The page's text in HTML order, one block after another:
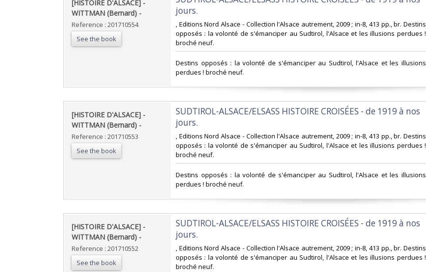
‎[HISTOIRE D'ALSACE] -
WITTMAN (Bernard) - ‎
Reference : 201710554
See the book
jours. ‎
‎, Editions Nord Alsace - Collection l'Alsace autrement, 2009 ; in-8, 413 pp., br. Destins
opposés : la volonté de s'émanciper au Sudtirol, l'Alsace et les illusions perdues !
broché neuf.‎
‎Destins opposés : la volonté de s'émanciper au Sudtirol, l'Alsace et les illusions
perdues ! broché neuf.‎
‎[HISTOIRE D'ALSACE] -
WITTMAN (Bernard) - ‎
Reference : 201710553
See the book
‎SUDTIROL-ALSACE/ELSASS HISTOIRE CROISÉES - de 1919 à nos
jours. ‎
‎, Editions Nord Alsace - Collection l'Alsace autrement, 2009 ; in-8, 413 pp., br. Destins
opposés : la volonté de s'émanciper au Sudtirol, l'Alsace et les illusions perdues !
broché neuf.‎
‎Destins opposés : la volonté de s'émanciper au Sudtirol, l'Alsace et les illusions
perdues ! broché neuf.‎
‎[HISTOIRE D'ALSACE] -
WITTMAN (Bernard) - ‎
Reference : 201710552
See the book
‎SUDTIROL-ALSACE/ELSASS HISTOIRE CROISÉES - de 1919 à nos
jours. ‎
‎, Editions Nord Alsace - Collection l'Alsace autrement, 2009 ; in-8, 413 pp., br. Destins
opposés : la volonté de s'émanciper au Sudtirol, l'Alsace et les illusions perdues !
broché neuf.‎